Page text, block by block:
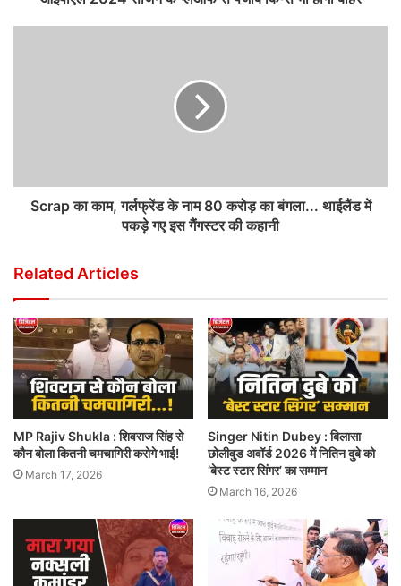
Scrap का काम, गर्लफ्रेंड के नाम 80 करोड़ का बंगला... थाईलैंड में
पकड़े गए इस गैंगस्टर की कहानी
Related Articles
MP Rajiv Shukla : शिवराज सिंह से
कौन बोला कितनी चमचागिरी करोगे भाई!
March 17, 2026
Singer Nitin Dubey : बिलासा
छोलीवुड अवॉर्ड 2026 में नितिन दुबे को
‘बेस्ट स्टार सिंगर’ का सम्मान
March 16, 2026